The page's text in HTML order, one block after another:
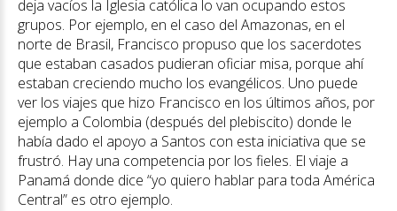
deja vacíos la Iglesia católica lo van ocupando estos
grupos. Por ejemplo, en el caso del Amazonas, en el
norte de Brasil, Francisco propuso que los sacerdotes
que estaban casados pudieran oficiar misa, porque ahí
estaban creciendo mucho los evangélicos. Uno puede
ver los viajes que hizo Francisco en los últimos años, por
ejemplo a Colombia (después del plebiscito) donde le
había dado el apoyo a Santos con esta iniciativa que se
frustró. Hay una competencia por los fieles. El viaje a
Panamá donde dice “yo quiero hablar para toda América
Central” es otro ejemplo.